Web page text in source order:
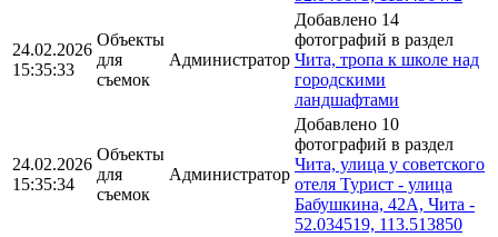
24.02.2026
15:35:33
Объекты
для
съемок
Администратор
Добавлено 14
фотографий в раздел
Чита, тропа к школе над
городскими
ландшафтами
24.02.2026
15:35:34
Объекты
для
съемок
Администратор
Добавлено 10
фотографий в раздел
Чита, улица у советского
отеля Турист - улица
Бабушкина, 42А, Чита -
52.034519, 113.513850